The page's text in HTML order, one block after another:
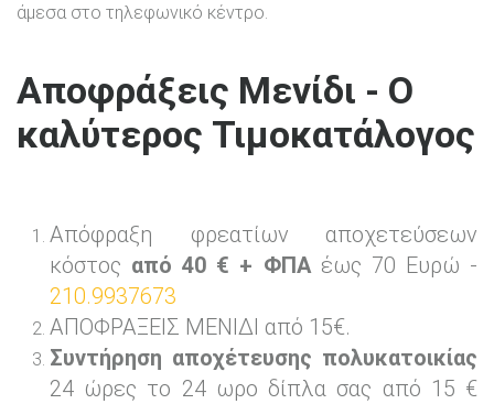
άμεσα στο τηλεφωνικό κέντρο.
Αποφράξεις Μενίδι - Ο
καλύτερος Τιμοκατάλογος
Απόφραξη φρεατίων αποχετεύσεων
κόστος από 40 € + ΦΠΑέως 70 Ευρώ -
210.9937673
ΑΠΟΦΡΑΞΕΙΣ ΜΕΝΙΔΙ από 15€.
Συντήρηση αποχέτευσης πολυκατοικίας
24 ώρες το 24 ωρο δίπλα σας από 15 €